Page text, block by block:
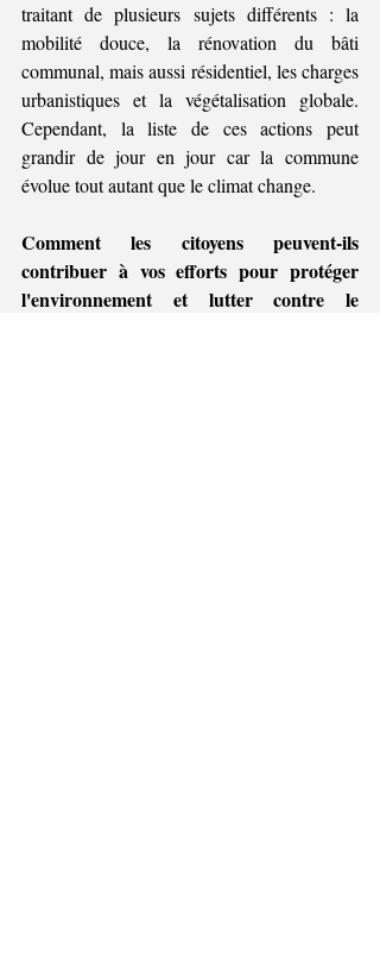
traitant de plusieurs sujets différents : la
mobilité douce, la rénovation du bâti
communal, mais aussi résidentiel, les charges
urbanistiques et la végétalisation globale.
Cependant, la liste de ces actions peut
grandir de jour en jour car la commune
évolue tout autant que le climat change.
Comment les citoyens peuvent-ils
contribuer à vos efforts pour protéger
l'environnement et lutter contre le